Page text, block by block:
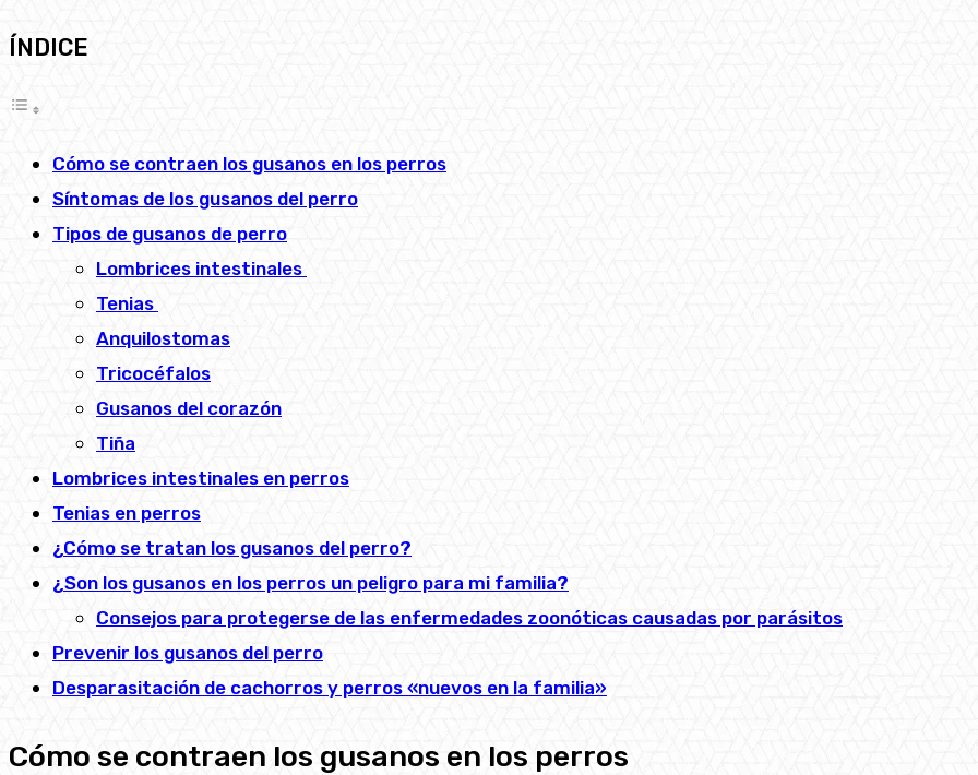
ÍNDICE
Cómo se contraen los gusanos en los perros
Síntomas de los gusanos del perro
Tipos de gusanos de perro
Lombrices intestinales
Tenias
Anquilostomas
Tricocéfalos
Gusanos del corazón
Tiña
Lombrices intestinales en perros
Tenias en perros
¿Cómo se tratan los gusanos del perro?
¿Son los gusanos en los perros un peligro para mi familia?
Consejos para protegerse de las enfermedades zoonóticas causadas por parásitos
Prevenir los gusanos del perro
Desparasitación de cachorros y perros «nuevos en la familia»
Cómo se contraen los gusanos en los perros